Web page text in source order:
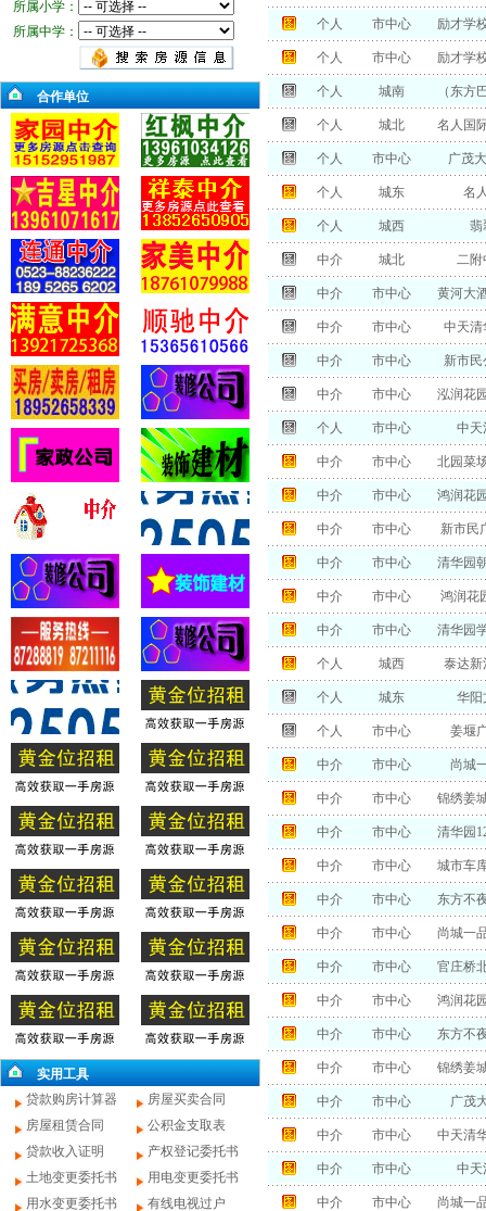
所属小学：
所属中学：
合作单位
实用工具
贷款购房计算器
房屋买卖合同
房屋租赁合同
公积金支取表
贷款收入证明
产权登记委托书
土地变更委托书
用电变更委托书
用水变更委托书
有线电视过户
个人 市中心 励才学
个人 市中心 励才学
个人 城南 （东方
个人 城北 名人国
个人 市中心 广茂
个人 城东 名
个人 城西 翡
中介 城北 二附
中介 市中心 黄河大
中介 市中心 中天清
中介 市中心 新市
中介 市中心 泓润花
个人 市中心 中天
中介 市中心 北园菜
中介 市中心 鸿润花
中介 市中心 新市民
中介 市中心 清华园
中介 市中心 鸿润花
中介 市中心 清华园
个人 城西 泰达新
个人 城东 华阳
个人 市中心 姜堰
中介 市中心 尚城
中介 市中心 锦绣姜
中介 市中心 清华园
中介 市中心 城市车
中介 市中心 东方不
中介 市中心 尚城一
中介 市中心 官庄桥
中介 市中心 鸿润花
中介 市中心 东方不
中介 市中心 锦绣姜
中介 市中心 广茂
中介 市中心 中天清
中介 市中心 中天
中介 市中心 尚城一